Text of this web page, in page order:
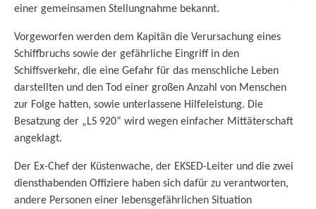
einer gemeinsamen Stellungnahme bekannt.
Vorgeworfen werden dem Kapitän die Verursachung eines
Schiffbruchs sowie der gefährliche Eingriff in den
Schiffsverkehr, die eine Gefahr für das menschliche Leben
darstellten und den Tod einer großen Anzahl von Menschen
zur Folge hatten, sowie unterlassene Hilfeleistung. Die
Besatzung der „LS 920“ wird wegen einfacher Mittäterschaft
angeklagt.
Der Ex-Chef der Küstenwache, der EKSED-Leiter und die zwei
diensthabenden Offiziere haben sich dafür zu verantworten,
andere Personen einer lebensgefährlichen Situation